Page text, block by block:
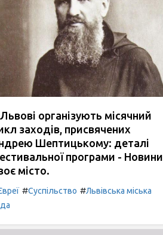
організують місячний
заходів, присвячених
Шептицькому: деталі
програми - Новини
місто.
#Суспільство #Львівська міська